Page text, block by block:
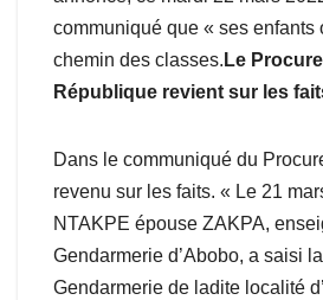
communiqué que « ses enfants
chemin des classes. Le
République revient sur les
Dans le communiqué du
revenu sur les faits. « Le 21
NTAKPE épouse ZAKPA,
Gendarmerie d’Abobo, a saisi
Gendarmerie de ladite localité